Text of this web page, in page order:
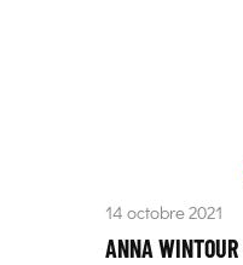
14 octobre 2021
ANNA